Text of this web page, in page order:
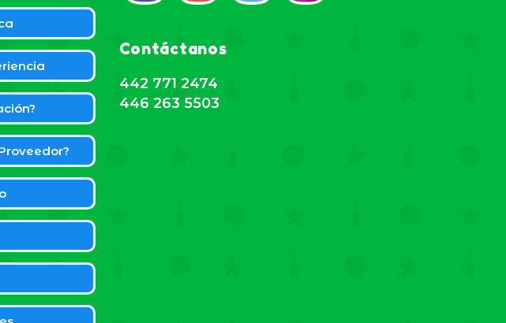
Contáctanos
442 771 2474
446 263 5503